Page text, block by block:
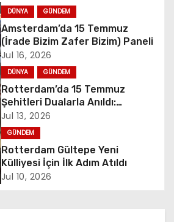
DÜNYA GÜNDEM
Amsterdam’da 15 Temmuz
(İrade Bizim Zafer Bizim) Paneli
Jul 16, 2026
DÜNYA GÜNDEM
Rotterdam’da 15 Temmuz
Şehitleri Dualarla Anıldı:
“Demokrasiye Sahip Çıkmanın
Sembolü”
Jul 13, 2026
GÜNDEM
Rotterdam Gültepe Yeni
Külliyesi İçin İlk Adım Atıldı
Jul 10, 2026